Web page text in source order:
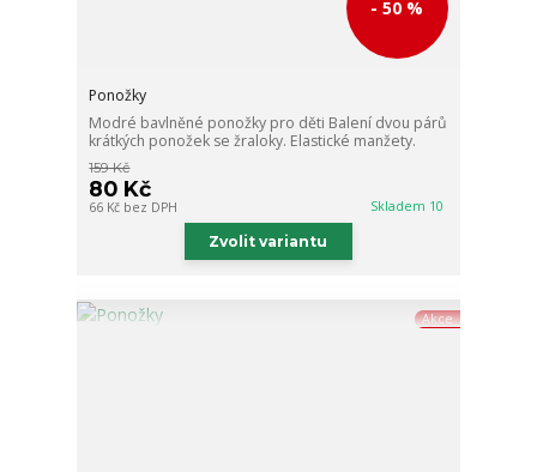
- 50 %
Ponožky
Modré bavlněné ponožky pro děti Balení dvou párů
krátkých ponožek se žraloky. Elastické manžety.
159 Kč
80 Kč
66 Kč bez DPH Skladem 10
Zvolit variantu
Akce